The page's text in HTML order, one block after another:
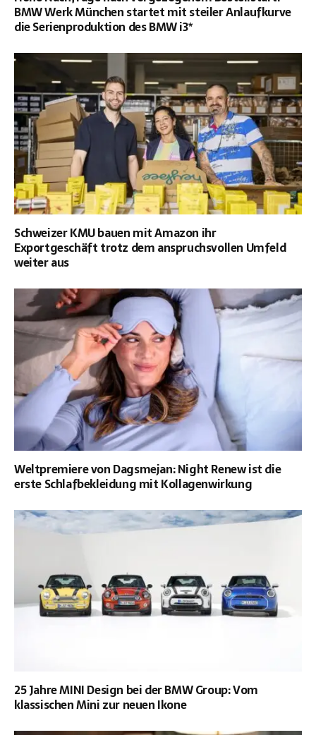
BMW Werk München startet mit steiler Anlaufkurve
die Serienproduktion des BMW i3*
Schweizer KMU bauen mit Amazon ihr
Exportgeschäft trotz dem anspruchsvollen Umfeld
weiter aus
Weltpremiere von Dagsmejan: Night Renew ist die
erste Schlafbekleidung mit Kollagenwirkung
25 Jahre MINI Design bei der BMW Group: Vom
klassischen Mini zur neuen Ikone